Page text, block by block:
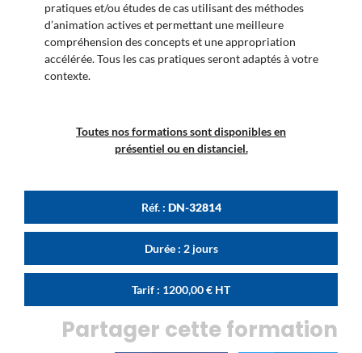
pratiques et/ou études de cas utilisant des méthodes
d’animation actives et permettant une meilleure
compréhension des concepts et une appropriation
accélérée. Tous les cas pratiques seront adaptés à votre
contexte.
Toutes nos formations sont disponibles en
présentiel ou en distanciel.
Réf. : DN-32814
Durée : 2 jours
Tarif : 1200,00€ HT
Partager cette formation